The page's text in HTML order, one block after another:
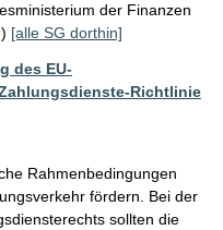
der Finanzen
[alle SG dorthin]
des EU-
Richtlinie
Rahmenbedingungen
fördern. Bei der
sollten die